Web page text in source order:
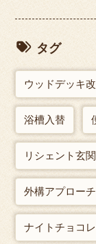
タグ
ウッドデッキ
浴槽入替
リシェント玄
外構アプローチ
ナイトチョコ